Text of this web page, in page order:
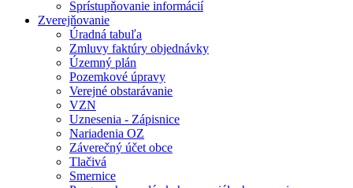
Sprístupňovanie informácií
Zverejňovanie
Úradná tabuľa
Zmluvy faktúry objednávky
Územný plán
Pozemkové úpravy
Verejné obstarávanie
VZN
Uznesenia - Zápisnice
Nariadenia OZ
Záverečný účet obce
Tlačivá
Smernice